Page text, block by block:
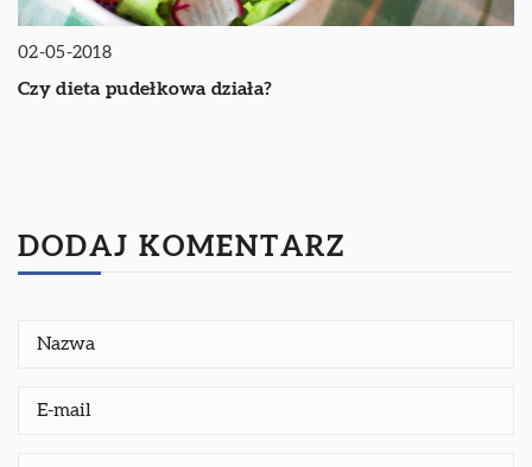
02-05-2018
Czy dieta pudełkowa działa?
DODAJ KOMENTARZ